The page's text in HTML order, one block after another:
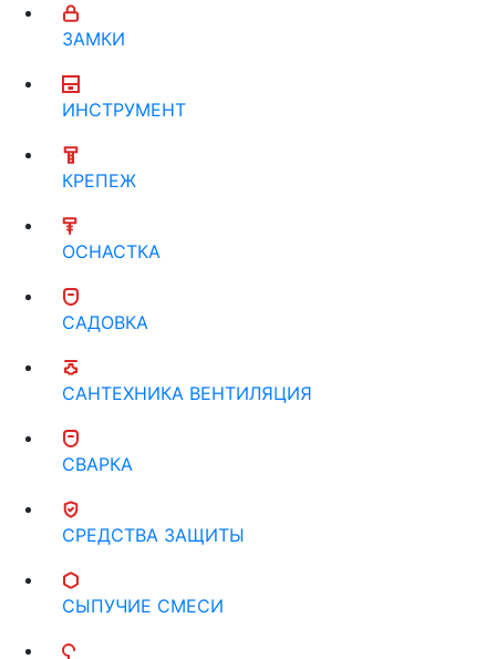
ЗАМКИ
ИНСТРУМЕНТ
КРЕПЕЖ
ОСНАСТКА
САДОВКА
САНТЕХНИКА ВЕНТИЛЯЦИЯ
СВАРКА
СРЕДСТВА ЗАЩИТЫ
СЫПУЧИЕ СМЕСИ